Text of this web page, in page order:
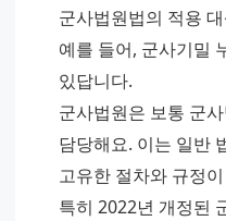
군사법원법의 적용
예를 들어, 군사기밀
있답니다.
군사법원은 보통 군
담당해요. 이는 일반
고유한 절차와 규정
특히 2022년 개정된